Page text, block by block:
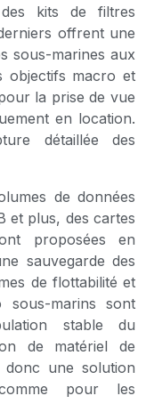
kits de filtres
offrent une
sous-marines aux
objectifs macro et
la prise de vue
en location.
détaillée des
de données
et plus, des cartes
proposées en
sauvegarde des
de flottabilité et
marins sont
stable du
de matériel de
donc une solution
pour les